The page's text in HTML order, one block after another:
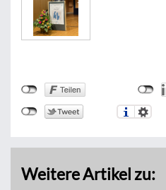
Weitere Artikel zu: